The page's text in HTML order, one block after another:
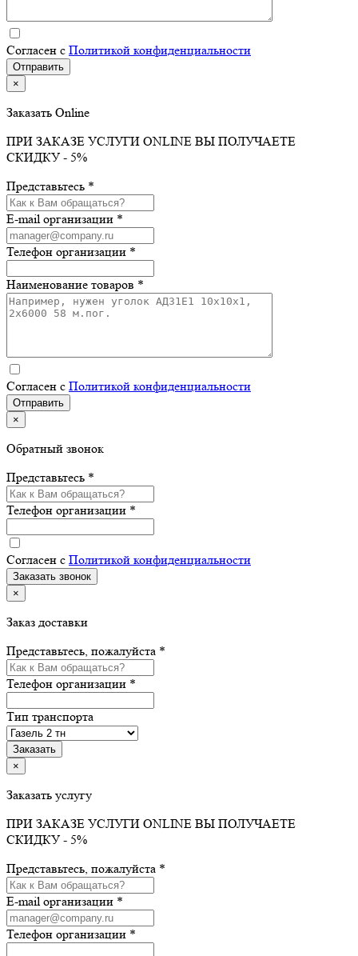
Согласен с Политикой конфиденциальности
×
Заказать Online
ПРИ ЗАКАЗЕ УСЛУГИ ONLINE ВЫ ПОЛУЧАЕТЕ
СКИДКУ - 5%
Представьтесь *
E-mail организации *
Телефон организации *
Наименование товаров *
Согласен с Политикой конфиденциальности
×
Обратный звонок
Представьтесь *
Телефон организации *
Согласен с Политикой конфиденциальности
×
Заказ доставки
Представьтесь, пожалуйста *
Телефон организации *
Тип транспорта
×
Заказать услугу
ПРИ ЗАКАЗЕ УСЛУГИ ONLINE ВЫ ПОЛУЧАЕТЕ
СКИДКУ - 5%
Представьтесь, пожалуйста *
E-mail организации *
Телефон организации *